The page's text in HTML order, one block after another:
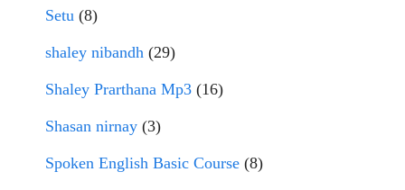
Setu (8)
shaley nibandh (29)
Shaley Prarthana Mp3 (16)
Shasan nirnay (3)
Spoken English Basic Course (8)